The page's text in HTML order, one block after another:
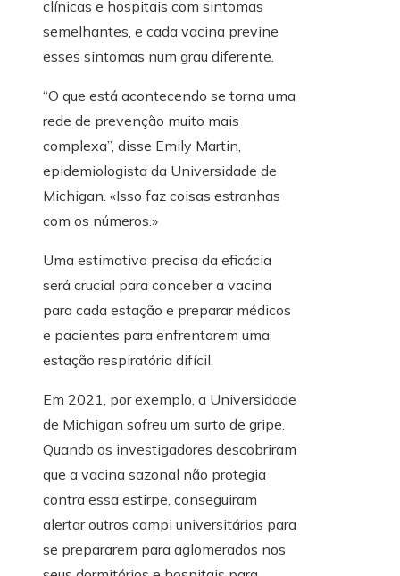
clínicas e hospitais com sintomas
semelhantes, e cada vacina previne
esses sintomas num grau diferente.
“O que está acontecendo se torna uma
rede de prevenção muito mais
complexa”, disse Emily Martin,
epidemiologista da Universidade de
Michigan. «Isso faz coisas estranhas
com os números.»
Uma estimativa precisa da eficácia
será crucial para conceber a vacina
para cada estação e preparar médicos
e pacientes para enfrentarem uma
estação respiratória difícil.
Em 2021, por exemplo, a Universidade
de Michigan sofreu um surto de gripe.
Quando os investigadores descobriram
que a vacina sazonal não protegia
contra essa estirpe, conseguiram
alertar outros campi universitários para
se prepararem para aglomerados nos